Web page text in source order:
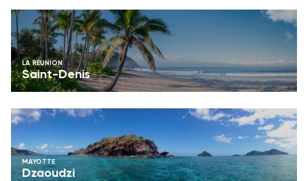
LA RÉUNION
Saint-Denis
MAYOTTE
Dzaoudzi